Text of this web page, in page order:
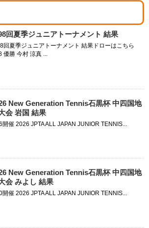
回夏季ジュニアトーナメント 結果
回夏季ジュニアトーナメント 結果ドローはこちら
優勝 今村 涼真 ...
New Generation Tennis石黒杯 中四国地
会 岩国 結果
開催 2026 JPTA ALL JAPAN JUNIOR TENNIS...
New Generation Tennis石黒杯 中四国地
会 みよし 結果
開催 2026 JPTA ALL JAPAN JUNIOR TENNIS...